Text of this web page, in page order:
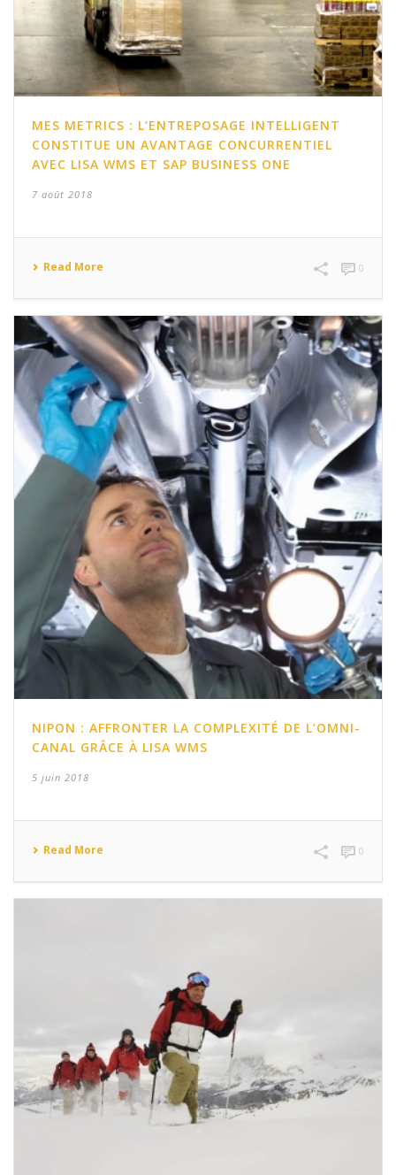
MES METRICS : L’ENTREPOSAGE INTELLIGENT
CONSTITUE UN AVANTAGE CONCURRENTIEL
AVEC LISA WMS ET SAP BUSINESS ONE
7 août 2018
Read More 0
NIPON : AFFRONTER LA COMPLEXITÉ DE L’OMNI-
CANAL GRÂCE À LISA WMS
5 juin 2018
Read More 0